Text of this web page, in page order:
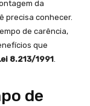
da
precisa conhecer.
de carência,
que
8.213/1991.
de